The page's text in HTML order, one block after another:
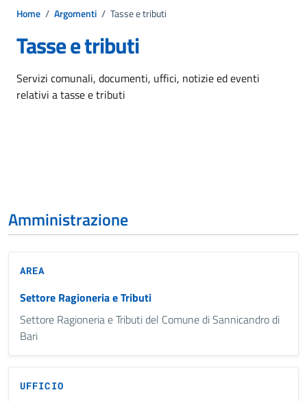
Home / Argomenti / Tasse e tributi
Tasse e tributi
Dettagli dell'argomento
Servizi comunali, documenti, uffici, notizie ed eventi
relativi a tasse e tributi
Amministrazione
AREA
Settore Ragioneria e Tributi
Settore Ragioneria e Tributi del Comune di Sannicandro di
Bari
UFFICIO